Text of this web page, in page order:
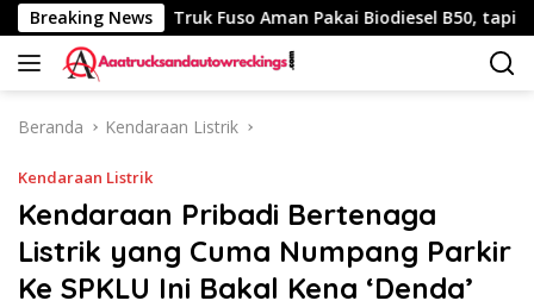
Langsung
ke
konten
Breaking News
Km Truk Fuso Aman Pakai Biodiesel B50, tapi Ada
Beranda Kendaraan Listrik
Kendaraan Listrik
Kendaraan Pribadi Bertenaga
Listrik yang Cuma Numpang Parkir
Ke SPKLU Ini Bakal Kena ‘Denda’